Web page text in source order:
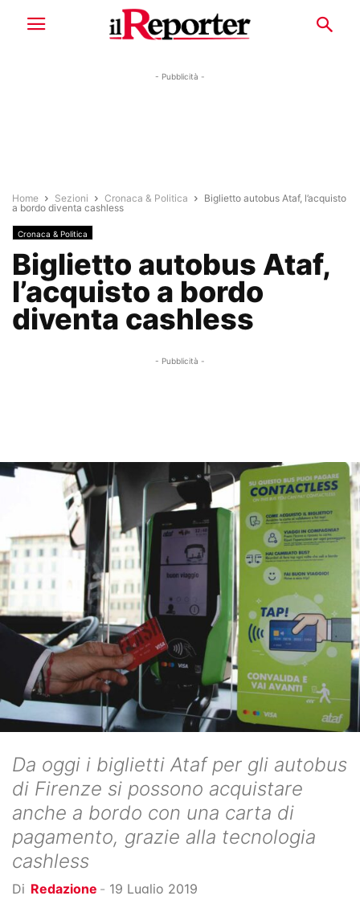
- Pubblicità -
Home Sezioni Cronaca & Politica
Biglietto autobus Ataf, l’acquisto
a bordo diventa cashless
Cronaca & Politica
Biglietto autobus Ataf,
l’acquisto a bordo
diventa cashless
- Pubblicità -
Da oggi i biglietti Ataf per gli autobus
di Firenze si possono acquistare
anche a bordo con una carta di
pagamento, grazie alla tecnologia
cashless
Di Redazione - 19 Luglio 2019